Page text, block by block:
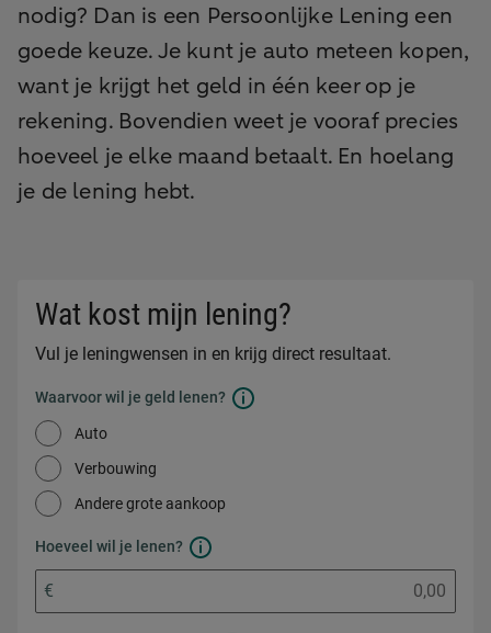
nodig? Dan is een Persoonlijke Lening een
goede keuze. Je kunt je auto meteen kopen,
want je krijgt het geld in één keer op je
rekening. Bovendien weet je vooraf precies
hoeveel je elke maand betaalt. En hoelang
je de lening hebt.